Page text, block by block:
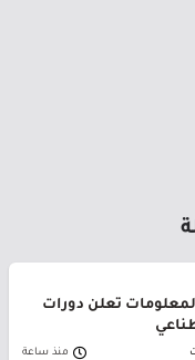
المعلومات تعلن دورات
منذ ساعة